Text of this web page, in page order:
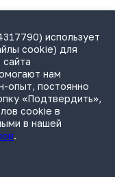
«Кванта»
по трем
ЕС после исключения
ИНН 7841290773
использует
cookie) для
нам
опыт, постоянно
«Подтвердить»,
cookie в
в нашей
.